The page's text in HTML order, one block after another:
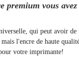
premium vous avez
qui peut avoir de
l'encre de haute
votre imprimante!